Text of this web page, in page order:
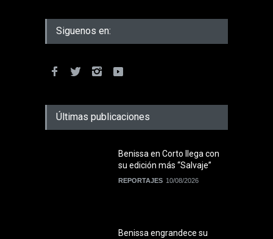
Siguenos en:
Últimas publicaciones
Benissa en Corto llega con
su edición más “Salvaje”
REPORTAJES 10/08/2026
Benissa engrandece su